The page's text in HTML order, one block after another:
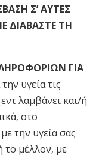
Αραβικά
Ουκρανικά
Σ’ ΑΥΤΕΣ
ΔΙΑΒΑΣΤΕ ΤΗ
ΓΙΑ
υγεία τις
λαμβάνει και/ή
στο
την υγεία σας
το μέλλον, με